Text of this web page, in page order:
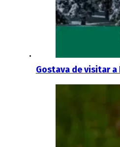
Gostava de visitar a